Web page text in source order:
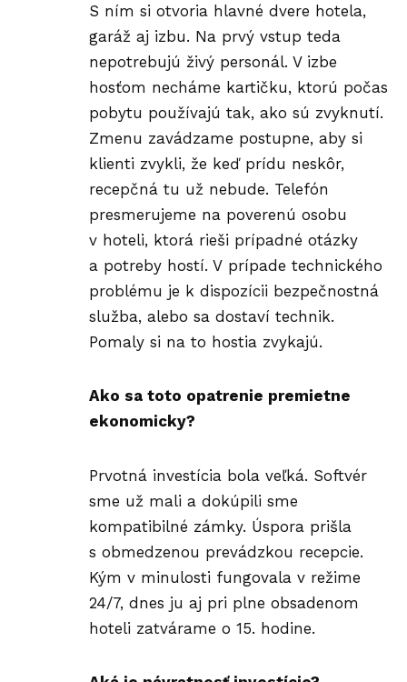
S ním si otvoria hlavné dvere hotela,
garáž aj izbu. Na prvý vstup teda
nepotrebujú živý personál. V izbe
hosťom necháme kartičku, ktorú počas
pobytu používajú tak, ako sú zvyknutí.
Zmenu zavádzame postupne, aby si
klienti zvykli, že keď prídu neskôr,
recepčná tu už nebude. Telefón
presmerujeme na poverenú osobu
v hoteli, ktorá rieši prípadné otázky
a potreby hostí. V prípade technického
problému je k dispozícii bezpečnostná
služba, alebo sa dostaví technik.
Pomaly si na to hostia zvykajú.
Ako sa toto opatrenie premietne
ekonomicky?
Prvotná investícia bola veľká. Softvér
sme už mali a dokúpili sme
kompatibilné zámky. Úspora prišla
s obmedzenou prevádzkou recepcie.
Kým v minulosti fungovala v režime
24/7, dnes ju aj pri plne obsadenom
hoteli zatvárame o 15. hodine.